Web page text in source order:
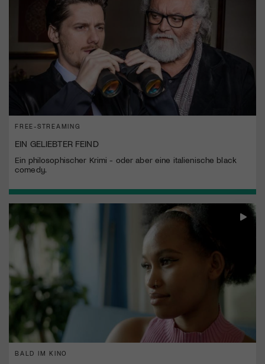
FREE-STREAMING
EIN GELIEBTER FEIND
Ein philosophischer Krimi - oder aber eine italienische black
comedy.
BALD IM KINO